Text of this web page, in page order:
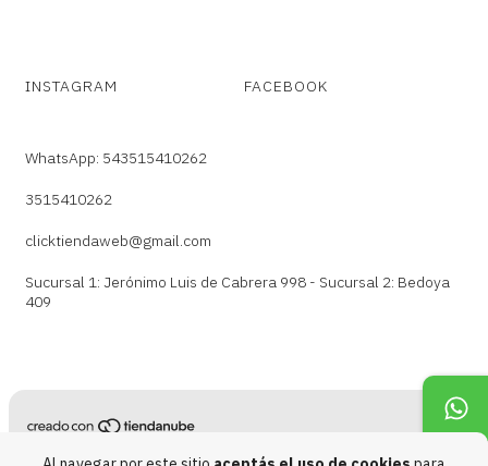
INSTAGRAM FACEBOOK
WhatsApp: 543515410262
3515410262
clicktiendaweb@gmail.com
Sucursal 1: Jerónimo Luis de Cabrera 998 - Sucursal 2: Bedoya
409
Copyright Click Tienda Tecno - 20210619411 - 2026. Todos los derechos